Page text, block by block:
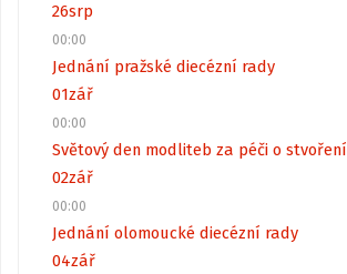
26srp
00:00
Jednání pražské diecézní rady
01zář
00:00
Světový den modliteb za péči o stvoření
02zář
00:00
Jednání olomoucké diecézní rady
04zář